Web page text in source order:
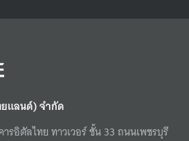
แลนด์) จำกัด
รอิตัลไทย ทาวเวอร์ ชั้น 33 ถนนเพชรบุรี